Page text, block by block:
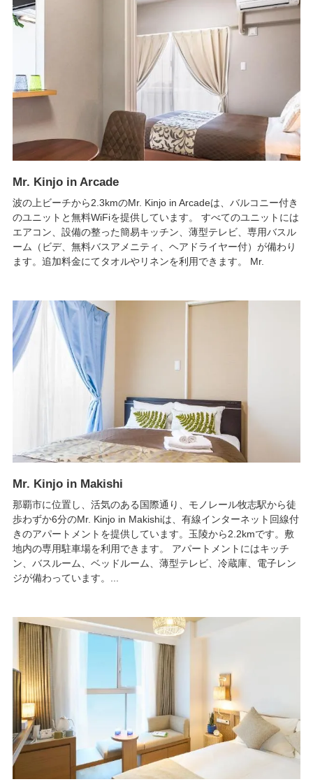
Mr. Kinjo in Arcade
波の上ビーチから2.3kmのMr. Kinjo in Arcadeは、バルコニー付き
のユニットと無料WiFiを提供しています。 すべてのユニットには
エアコン、設備の整った簡易キッチン、薄型テレビ、専用バスル
ーム（ビデ、無料バスアメニティ、ヘアドライヤー付）が備わり
ます。追加料金にてタオルやリネンを利用できます。 Mr.
Mr. Kinjo in Makishi
那覇市に位置し、活気のある国際通り、モノレール牧志駅から徒
歩わずか6分のMr. Kinjo in Makishiは、有線インターネット回線付
きのアパートメントを提供しています。玉陵から2.2kmです。敷
地内の専用駐車場を利用できます。 アパートメントにはキッチ
ン、バスルーム、ベッドルーム、薄型テレビ、冷蔵庫、電子レン
ジが備わっています。...